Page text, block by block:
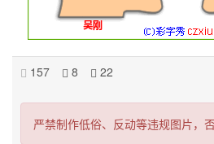
157 8 22
严禁制作低俗、反动等违规图片，